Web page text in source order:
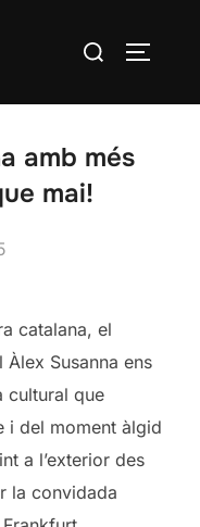
Search
amb més
mai!
catalana, el
Àlex Susanna ens
cultural que
i del moment àlgid
a l’exterior des
la convidada